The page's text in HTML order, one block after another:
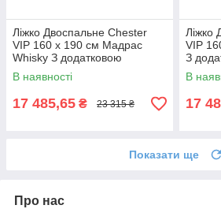
Ліжко Двоспальне Chester
VIP 160 х 190 см Мадрас
Whisky З додатковою
металевою цільнозварною
рамою Коричневий
В наявності
17 485,65 ₴ 23 315 ₴
Ліжко
VIP
З
В
17
Показати ще
Про нас